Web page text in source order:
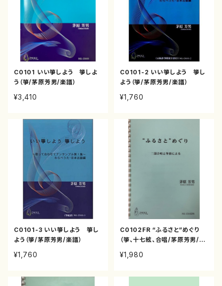
C0101 いい箏しよう 箏しよ
う（箏/茅原芳男/楽譜）
¥3,410
C0101-2 いい箏しよう 箏し
よう（箏/茅原芳男/楽譜）
¥1,760
C0101-3 いい箏しよう 箏し
よう（箏/茅原芳男/楽譜）
¥1,760
C0102FR “ふるさと”めぐり
（箏、十七絃、合唱/茅原芳男/楽
¥1,980